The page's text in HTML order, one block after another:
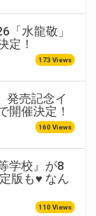
「水龍敬」
定！
173 Views
発売記念イ
開催決定！
160 Views
学校』が8
版も♥ なん
110 Views